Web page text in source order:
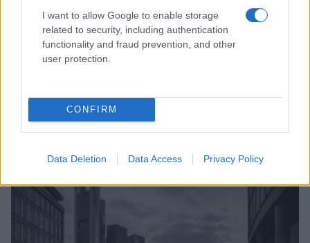
I want to allow Google to enable storage
related to security, including authentication
functionality and fraud prevention, and other
user protection.
CONFIRM
Data Deletion Data Access Privacy Policy
Brent chute de 8,3 % : le pétrole en net repli malgré un or
Juliette Bernard · 6 Août 2026